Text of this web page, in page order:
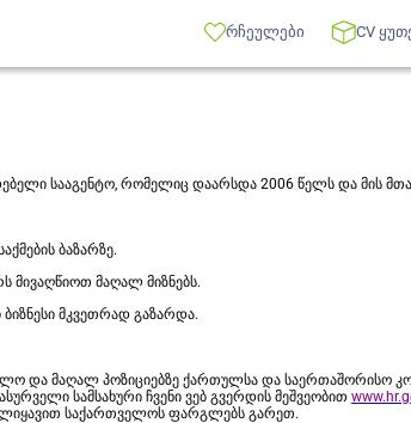
რჩეულები CV
სააგენტო, რომელიც დაარსდა 2006 წელს და მის
ბაზარზე.
მივაღწიოთ მაღალ მიზნებს.
ბიზნესი მკვეთრად გაზარდა.
და მაღალ პოზიციებზე ქართულსა და საერთაშორისო
სამსახური ჩვენი ვებ გვერდის მეშვეობით
საქართველოს ფარგლებს გარეთ.